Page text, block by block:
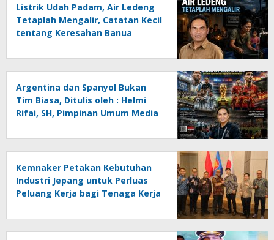
Listrik Udah Padam, Air Ledeng
Tetaplah Mengalir, Catatan Kecil
tentang Keresahan Banua
Ancaman Lingkungan, Oleh :
Helmi Rifai, SH
Argentina dan Spanyol Bukan
Tim Biasa, Ditulis oleh : Helmi
Rifai, SH, Pimpinan Umum Media
Kemnaker Petakan Kebutuhan
Industri Jepang untuk Perluas
Peluang Kerja bagi Tenaga Kerja